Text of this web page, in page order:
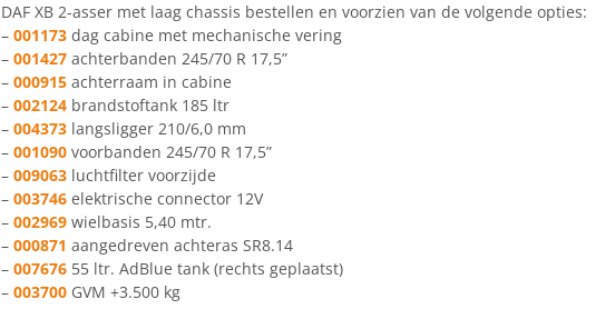
DAF XB 2-asser met laag chassis bestellen en voorzien van de volgende opties:
– 001173 dag cabine met mechanische vering
– 001427 achterbanden 245/70 R 17,5”
– 000915 achterraam in cabine
– 002124 brandstoftank 185 ltr
– 004373 langsligger 210/6,0 mm
– 001090 voorbanden 245/70 R 17,5”
– 009063 luchtfilter voorzijde
– 003746 elektrische connector 12V
– 002969 wielbasis 5,40 mtr.
– 000871 aangedreven achteras SR8.14
– 007676 55 ltr. AdBlue tank (rechts geplaatst)
– 003700 GVM +3.500 kg